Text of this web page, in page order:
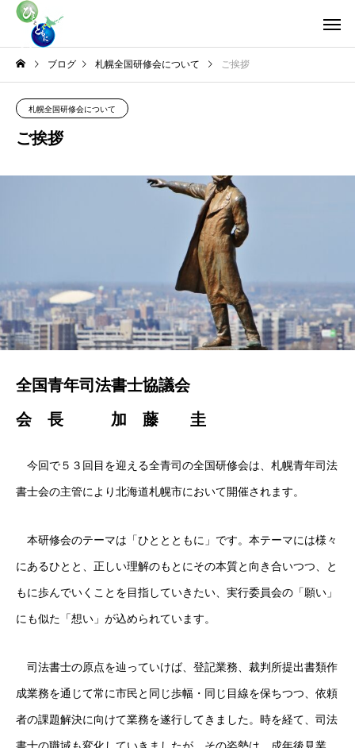
ブログ 札幌全国研修会について ご挨拶
札幌全国研修会について
ご挨拶
全国青年司法書士協議会
会 長 加 藤 圭
今回で５３回目を迎える全青司の全国研修会は、札幌青年司法
書士会の主管により北海道札幌市において開催されます。
本研修会のテーマは「ひととともに」です。本テーマには様々
にあるひとと、正しい理解のもとにその本質と向き合いつつ、と
もに歩んでいくことを目指していきたい、実行委員会の「願い」
にも似た「想い」が込められています。
司法書士の原点を辿っていけば、登記業務、裁判所提出書類作
成業務を通じて常に市民と同じ歩幅・同じ目線を保ちつつ、依頼
者の課題解決に向けて業務を遂行してきました。時を経て、司法